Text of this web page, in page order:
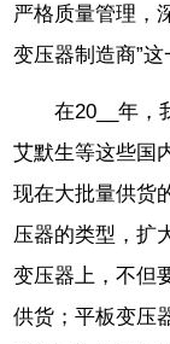
严格质量管理，
变压器制造商”这
在20__年，
艾默生等这些国
现在大批量供货
压器的类型，扩
变压器上，不但
供货；平板变压